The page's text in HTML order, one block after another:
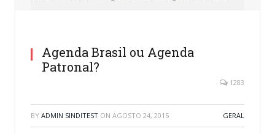
Agenda Brasil ou Agenda
Patronal?
1283
BY ADMIN SINDITEST ON AGOSTO 24, 2015 GERAL